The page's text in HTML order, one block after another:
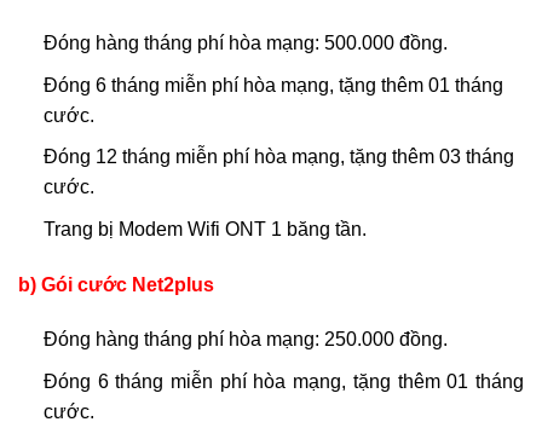
Đóng hàng tháng phí hòa mạng: 500.000 đồng.
Đóng 6 tháng miễn phí hòa mạng, tặng thêm 01 tháng
cước.
Đóng 12 tháng miễn phí hòa mạng, tặng thêm 03 tháng
cước.
Trang bị Modem Wifi ONT 1 băng tần.
b) Gói cước Net2plus
Đóng hàng tháng phí hòa mạng: 250.000 đồng.
Đóng 6 tháng miễn phí hòa mạng, tặng thêm 01 tháng
cước.